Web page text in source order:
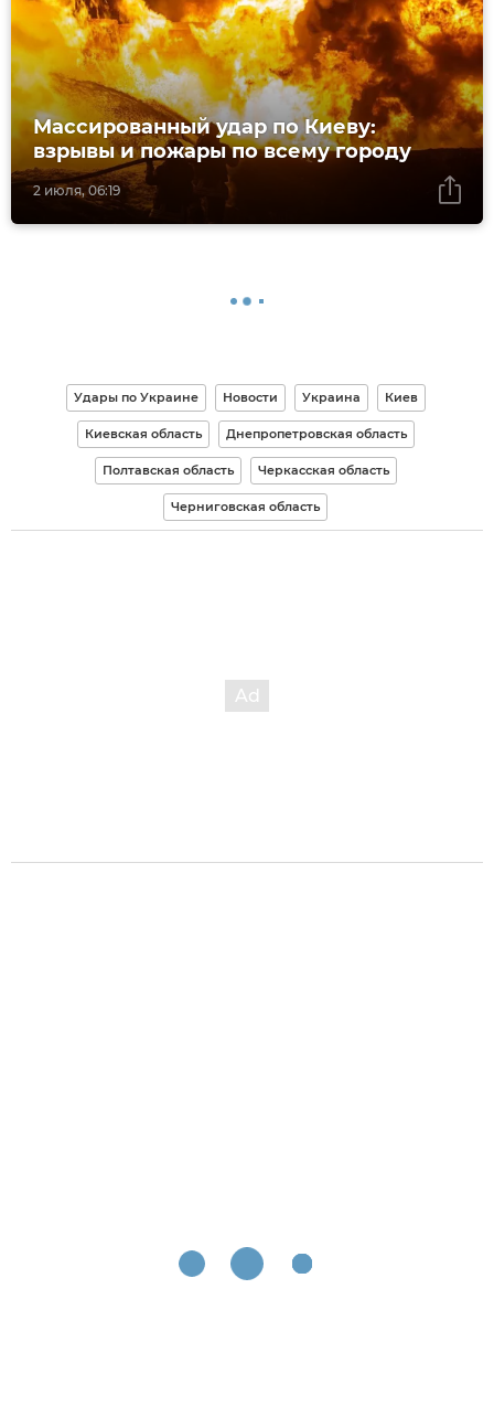
2 июля, 06:19
Массированный удар по Киеву:
взрывы и пожары по всему городу
Удары по Украине Новости Украина Киев
Киевская область Днепропетровская область
Полтавская область Черкасская область
Черниговская область